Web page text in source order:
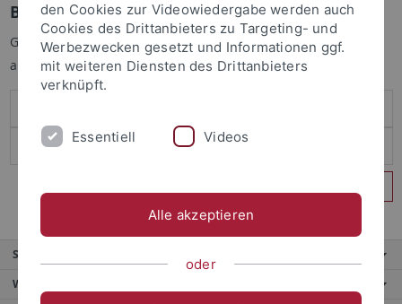
Benutzeranmeldung
Geben Sie Ihren Benutzernamen und Ihr Passwort an um sich
anzumelden:
Service
Weitere Angebote
den Cookies zur Videowiedergabe werden auch
Cookies des Drittanbieters zu Targeting- und
Werbezwecken gesetzt und Informationen ggf.
mit weiteren Diensten des Drittanbieters
verknüpft.
Essentiell Videos
Alle akzeptieren
oder